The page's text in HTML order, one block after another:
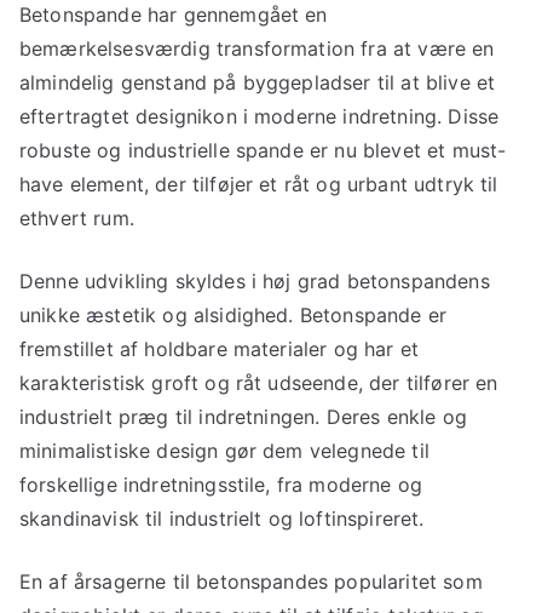
Betonspande har gennemgået en
bemærkelsesværdig transformation fra at være en
almindelig genstand på byggepladser til at blive et
eftertragtet designikon i moderne indretning. Disse
robuste og industrielle spande er nu blevet et must-
have element, der tilføjer et råt og urbant udtryk til
ethvert rum.
Denne udvikling skyldes i høj grad betonspandens
unikke æstetik og alsidighed. Betonspande er
fremstillet af holdbare materialer og har et
karakteristisk groft og råt udseende, der tilfører en
industrielt præg til indretningen. Deres enkle og
minimalistiske design gør dem velegnede til
forskellige indretningsstile, fra moderne og
skandinavisk til industrielt og loftinspireret.
En af årsagerne til betonspandes popularitet som